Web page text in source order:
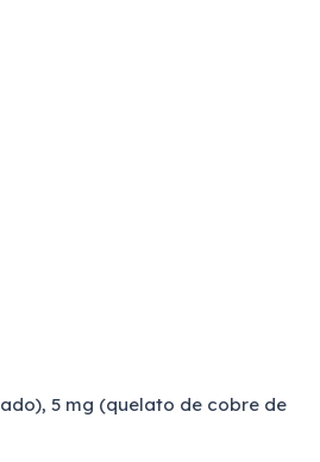
5 mg (quelato de cobre de